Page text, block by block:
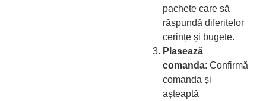
pachete care să
răspundă diferitelor
cerințe și bugete.
Plasează
comanda: Confirmă
comanda și
așteaptă